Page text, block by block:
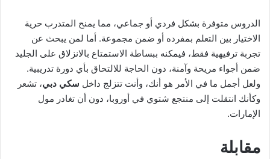
الدروس متوفرة بشكل فردي أو جماعي، مما يمنح المتدرب حرية
الاختيار بين التعلم بمفرده أو ضمن مجموعة. أما لمن يبحث عن
تجربة ترفيهية فقط، فيمكنه ببساطة الاستمتاع بالانزلاق على الجليد
ضمن أجواء مريحة وآمنة، دون الحاجة للالتحاق بأي دورة تدريبية.
ولعل أجمل ما في الأمر هو أنك، وأنت تتزلج داخل سكي دبي، تشعر
وكأنك انتقلت إلى منتجع شتوي في أوروبا، دون أن تغادر مول
الإمارات.
مقابلة